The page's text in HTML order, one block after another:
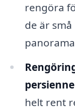
rengöra
de är
helt rent